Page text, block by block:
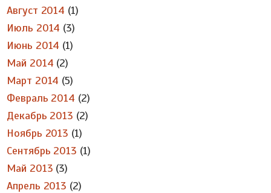
Август 2014 (1)
Июль 2014 (3)
Июнь 2014 (1)
Май 2014 (2)
Март 2014 (5)
Февраль 2014 (2)
Декабрь 2013 (2)
Ноябрь 2013 (1)
Сентябрь 2013 (1)
Май 2013 (3)
Апрель 2013 (2)